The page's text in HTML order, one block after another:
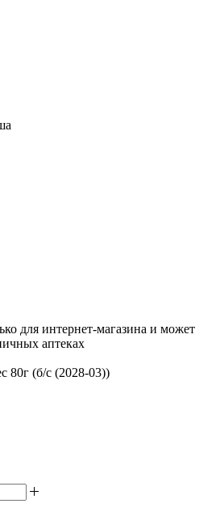
для интернет-магазина и может
аптеках
80г (б/с (2028-03))